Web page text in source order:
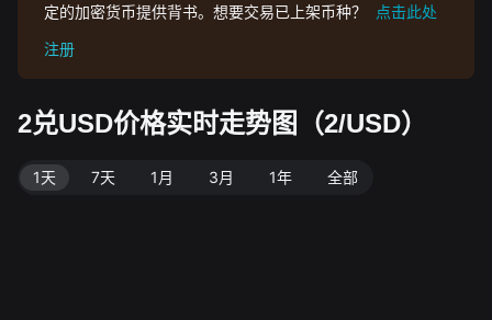
定的加密货币提供背书。想要交易已上架币种？
点击此处
注册
2兑USD价格实时走势图（2/USD）
1天 7天 1月 3月 1年 全部